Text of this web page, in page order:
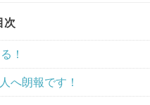
次
！
へ朗報です！